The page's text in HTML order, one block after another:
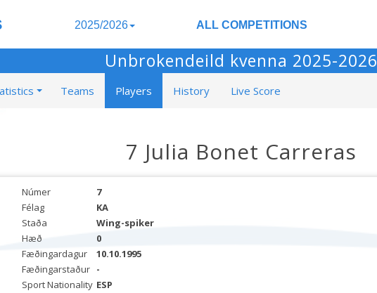
2025/2026 ALL COMPETITIONS
Unbrokendeild kvenna 2025-2026
Teams Players History Live Score
7 Julia Bonet Carreras
Númer
7
Félag
KA
Staða
Wing-spiker
Hæð
0
Fæðingardagur
10.10.1995
Fæðingarstaður -
Sport Nationality ESP